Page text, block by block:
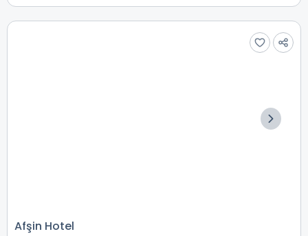
Afşin Hotel